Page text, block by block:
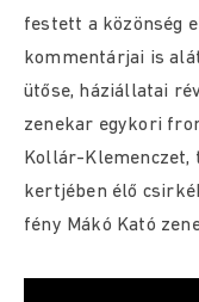
festett a közönség
kommentárjai is
ütőse, háziállatai
zenekar egykori
Kollár-Klemenczet,
kertjében élő
fény Mákó Kató